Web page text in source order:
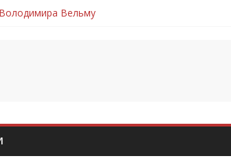
Вельму
воїн Володимир Паламарчук
загинув захисник Юрій Пушкар з Тернопільщини
Березко з Тернопільщини